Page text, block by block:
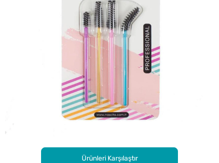
Ürünleri Karşılaştır